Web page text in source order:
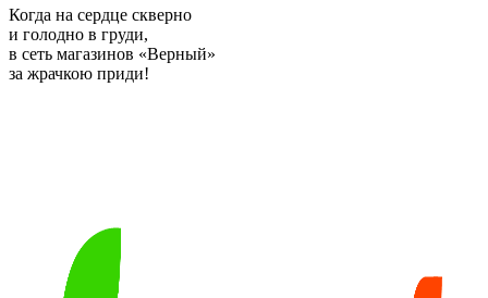
Когда на сердце скверно
и голодно в груди,
в сеть магазинов «Верный»
за жрачкою приди!